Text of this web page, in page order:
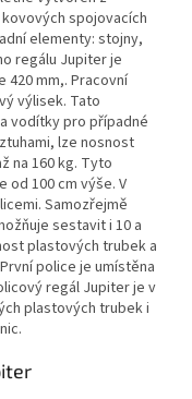
spojovacích
elementy: stojny,
regálu Jupiter je
420 mm,. Pracovní
výlisek. Tato
vodítky pro případné
lze nosnost
na 160 kg. Tyto
od 100 cm výše. V
Samozřejmě
sestavit i 10 a
plastových trubek a
police je umístěna
regál Jupiter je v
plastových trubek i